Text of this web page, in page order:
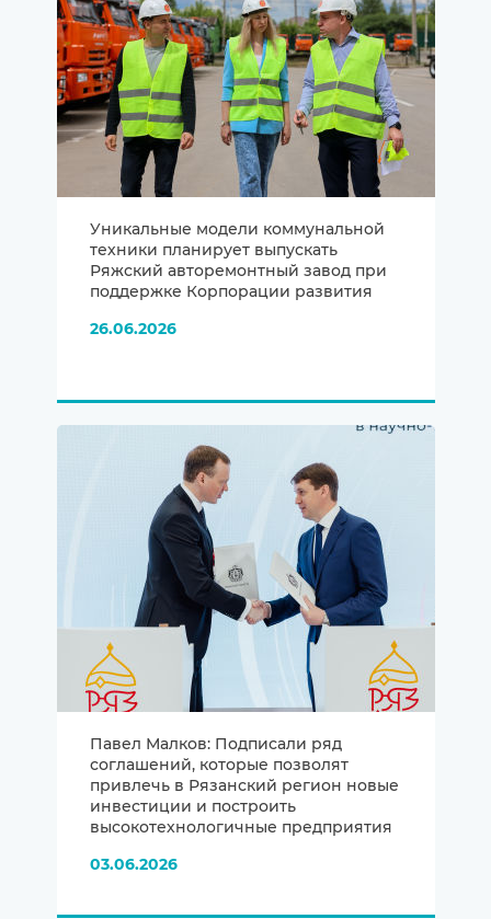
Уникальные модели коммунальной
техники планирует выпускать
Ряжский авторемонтный завод при
поддержке Корпорации развития
26.06.2026
Павел Малков: Подписали ряд
соглашений, которые позволят
привлечь в Рязанский регион новые
инвестиции и построить
высокотехнологичные предприятия
03.06.2026